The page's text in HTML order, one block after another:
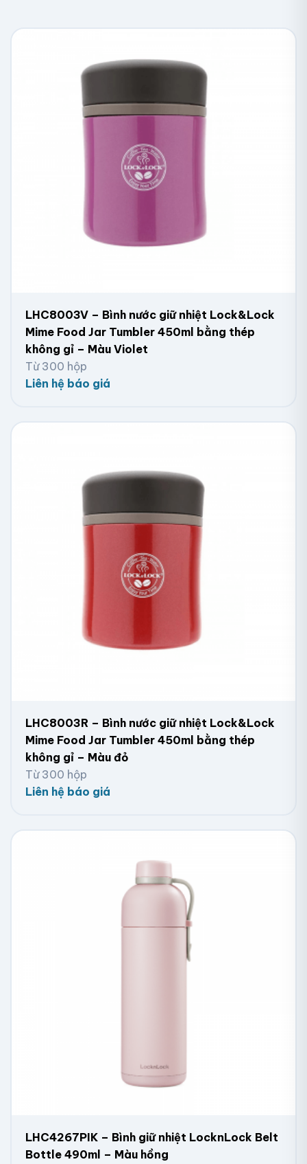
LHC8003V – Bình nước giữ nhiệt Lock&Lock
Mime Food Jar Tumbler 450ml bằng thép
không gỉ – Màu Violet
Từ 300 hộp
Liên hệ báo giá
LHC8003R – Bình nước giữ nhiệt Lock&Lock
Mime Food Jar Tumbler 450ml bằng thép
không gỉ – Màu đỏ
Từ 300 hộp
Liên hệ báo giá
LHC4267PIK – Bình giữ nhiệt LocknLock Belt
Bottle 490ml – Màu hồng